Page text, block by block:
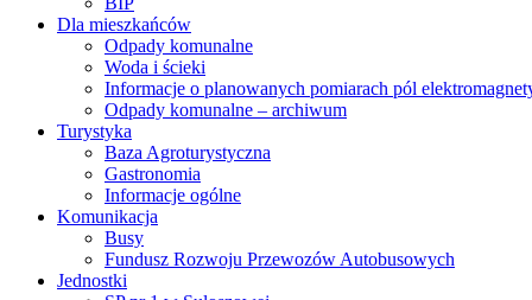
Dla mieszkańców
Odpady komunalne
Woda i ścieki
Informacje o planowanych pomiarach pól
Odpady komunalne – archiwum
Turystyka
Baza Agroturystyczna
Gastronomia
Informacje ogólne
Komunikacja
Busy
Fundusz Rozwoju Przewozów Autobusowych
Jednostki